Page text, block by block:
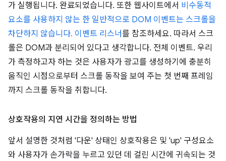
가 실행됩니다. 완료되었습니다. 또한 웹사이트에서 비수동적
요소를 사용하지 않는 한 일반적으로 DOM 이벤트는 스크롤을
차단하지 않습니다. 이벤트 리스너를 참조하세요. 따라서 스크
롤은 DOM과 분리되어 있다고 생각합니다. 전체 이벤트. 우리
가 측정하고자 하는 것은 사용자가 광고를 생성하기에 충분히
움직인 시점으로부터 스크롤 동작을 보여 주는 첫 번째 프레임
까지 스크롤 동작을 취합니다.
상호작용의 지연 시간을 정의하는 방법
앞서 설명한 것처럼 '다운' 상태인 상호작용은 및 'up' 구성요소
와 사용자가 손가락을 누르고 있던 데 걸린 시간에 귀속되는 것